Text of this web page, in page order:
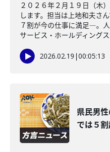
２０２６年２月１９日（木
します。担当は上地和夫さ
７割が今の仕事に満足―。
サービス・ホールディング
2026.02.19 |00:05:13
県民男
では５